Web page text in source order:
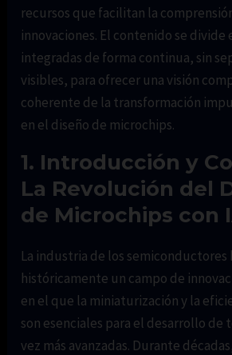
recursos que facilitan la
innovaciones. El contenido se divide
integradas de forma continua, sin
visibles, para ofrecer una visión
coherente de la transformación
en el diseño de microchips.
1. Introducción y
La Revolución del
de Microchips con
La industria de los semiconductores
históricamente un campo de
en el que la miniaturización y la
son esenciales para el desarrollo de
vez más avanzadas. Durante